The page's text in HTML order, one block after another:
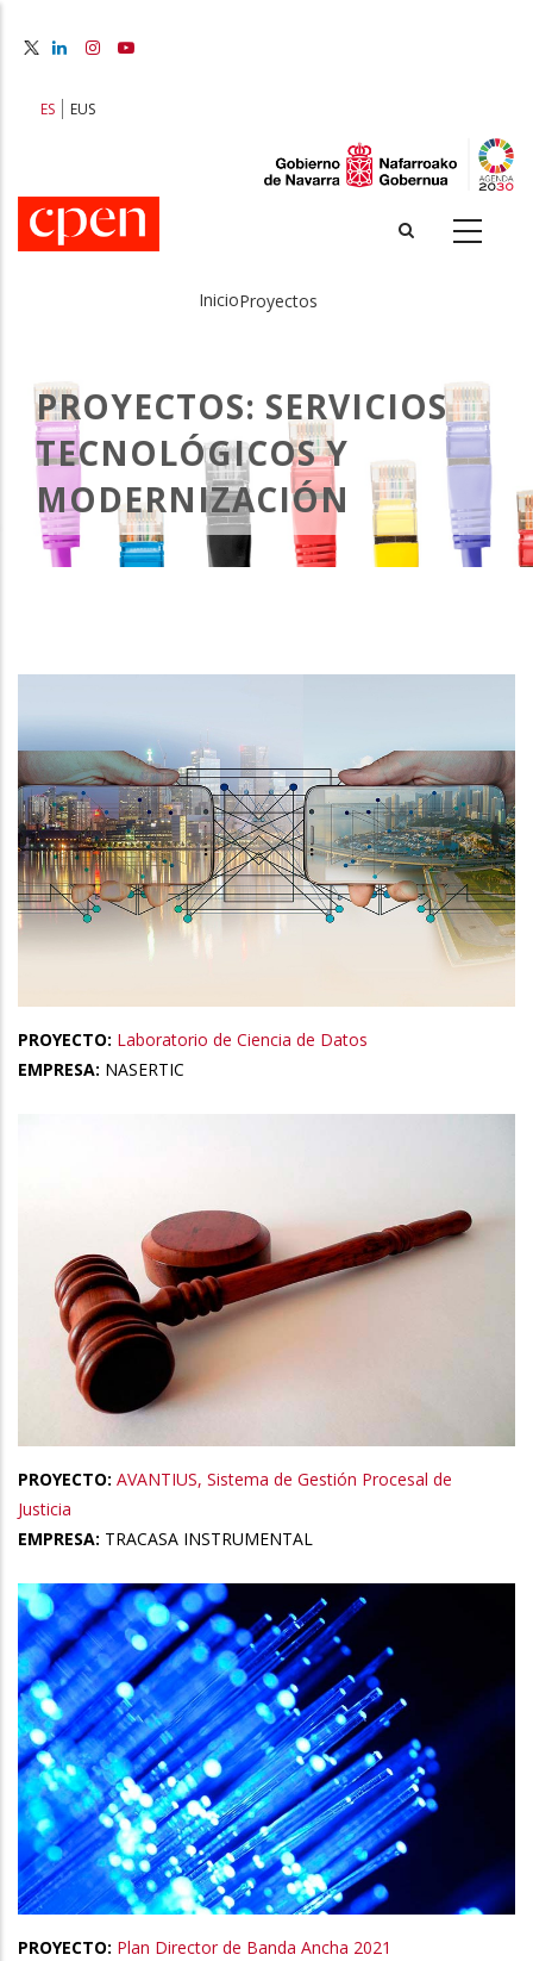
principal
ES EUS
de
ayuda
a
la
InicioProyectos
PROYECTOS: SERVICIOS
TECNOLÓGICOS Y
MODERNIZACIÓN
PROYECTO: Laboratorio de Ciencia de Datos
EMPRESA: NASERTIC
PROYECTO: AVANTIUS, Sistema de Gestión Procesal de
Justicia
EMPRESA: TRACASA INSTRUMENTAL
PROYECTO: Plan Director de Banda Ancha 2021